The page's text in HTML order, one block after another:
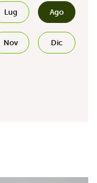
Lug Ago
Nov Dic